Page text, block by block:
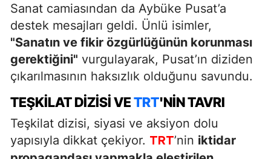
Sanat camiasından da Aybüke Pusat’a
destek mesajları geldi. Ünlü isimler,
"Sanatın ve fikir özgürlüğünün korunması
gerektiğini" vurgulayarak, Pusat’ın diziden
çıkarılmasının haksızlık olduğunu savundu.
TEŞKILAT DIZISI VETRT'NIN TAVRI
Teşkilat dizisi, siyasi ve aksiyon dolu
yapısıyla dikkat çekiyor. TRT’nin iktidar